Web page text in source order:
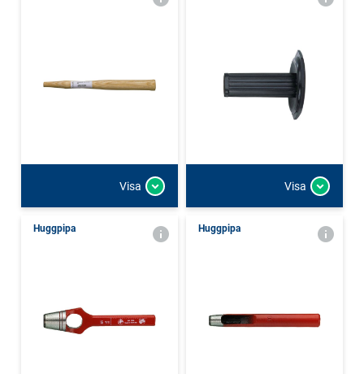
Visa Visa
Huggpipa Huggpipa